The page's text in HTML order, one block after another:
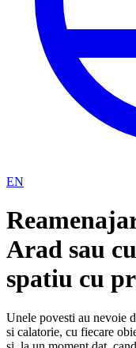
EN
Arad sau
spatiu cu
Unele povesti au nevoie
si calatorie, cu fiecare